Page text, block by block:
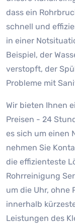
dass ein
schnell und
in einer
Beispiel, der
verstopft, der
Probleme mit
Wir bieten Ihnen
Preisen - 24
es sich um einen
nehmen Sie
die effizienteste
Rohrreinigung
um die Uhr, ohne
innerhalb
Leistungen des